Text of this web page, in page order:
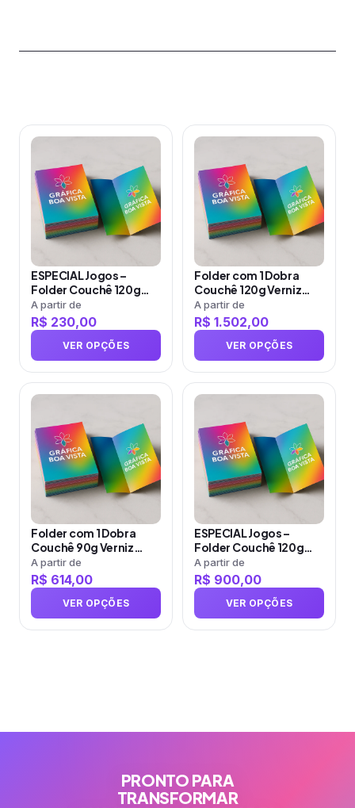
ESPECIAL Jogos –
Folder Couchê 120g
Sem Verniz
A partir de
R$ 230,00
VER OPÇÕES
Este
produto
tem
várias
variantes.
opções
podem
ser
escolhidas
página
do
produto
Folder com 1 Dobra
Couchê 120g Verniz
Total Frente e Verso
A partir de
R$ 1.502,00
VER OPÇÕES
Este
produto
tem
várias
variantes.
opções
podem
ser
escolhidas
página
do
produto
Folder com 1 Dobra
Couchê 90g Verniz
Total Frente e Verso
A partir de
R$ 614,00
VER OPÇÕES
Este
produto
tem
várias
variantes.
opções
podem
ser
escolhidas
página
ESPECIAL Jogos –
Folder Couchê 120g
Sem Verniz
A partir de
R$ 900,00
VER OPÇÕES
Este
produto
tem
várias
variantes.
opções
podem
ser
escolhidas
página
PRONTO PARA
TRANSFORMAR